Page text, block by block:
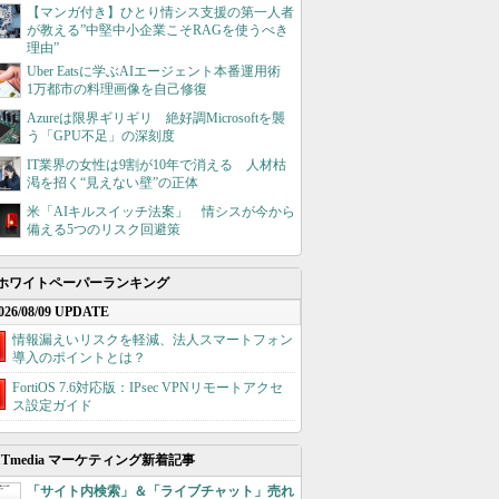
【マンガ付き】ひとり情シス支援の第一人者
が教える”中堅中小企業こそRAGを使うべき
理由”
Uber Eatsに学ぶAIエージェント本番運用術
1万都市の料理画像を自己修復
Azureは限界ギリギリ 絶好調Microsoftを襲
う「GPU不足」の深刻度
IT業界の女性は9割が10年で消える 人材枯
渇を招く“見えない壁”の正体
米「AIキルスイッチ法案」 情シスが今から
備える5つのリスク回避策
ワイトペーパーランキング
08/09 UPDATE
情報漏えいリスクを軽減、法人スマートフォン
導入のポイントとは？
FortiOS 7.6対応版：IPsec VPNリモートアクセ
ス設定ガイド
マーケティング新着記事
「サイト内検索」＆「ライブチャット」売れ